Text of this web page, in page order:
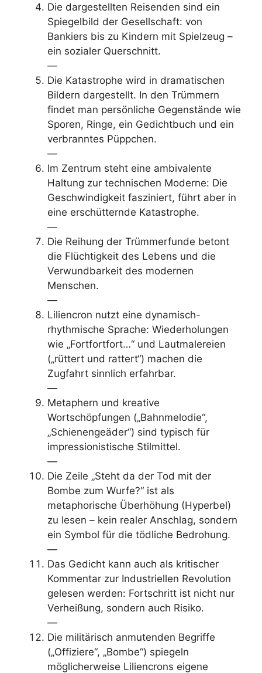
Die dargestellten Reisenden sind ein
Spiegelbild der Gesellschaft: von
Bankiers bis zu Kindern mit Spielzeug –
ein sozialer Querschnitt.
—
Die Katastrophe wird in dramatischen
Bildern dargestellt. In den Trümmern
findet man persönliche Gegenstände wie
Sporen, Ringe, ein Gedichtbuch und ein
verbranntes Püppchen.
—
Im Zentrum steht eine ambivalente
Haltung zur technischen Moderne: Die
Geschwindigkeit fasziniert, führt aber in
eine erschütternde Katastrophe.
—
Die Reihung der Trümmerfunde betont
die Flüchtigkeit des Lebens und die
Verwundbarkeit des modernen
Menschen.
—
Liliencron nutzt eine dynamisch-
rhythmische Sprache: Wiederholungen
wie „Fortfortfort…“ und Lautmalereien
(„rüttert und rattert“) machen die
Zugfahrt sinnlich erfahrbar.
—
Metaphern und kreative
Wortschöpfungen („Bahnmelodie“,
„Schienengeäder“) sind typisch für
impressionistische Stilmittel.
—
Die Zeile „Steht da der Tod mit der
Bombe zum Wurfe?“ ist als
metaphorische Überhöhung (Hyperbel)
zu lesen – kein realer Anschlag, sondern
ein Symbol für die tödliche Bedrohung.
—
Das Gedicht kann auch als kritischer
Kommentar zur Industriellen Revolution
gelesen werden: Fortschritt ist nicht nur
Verheißung, sondern auch Risiko.
—
Die militärisch anmutenden Begriffe
(„Offiziere“, „Bombe“) spiegeln
möglicherweise Liliencrons eigene